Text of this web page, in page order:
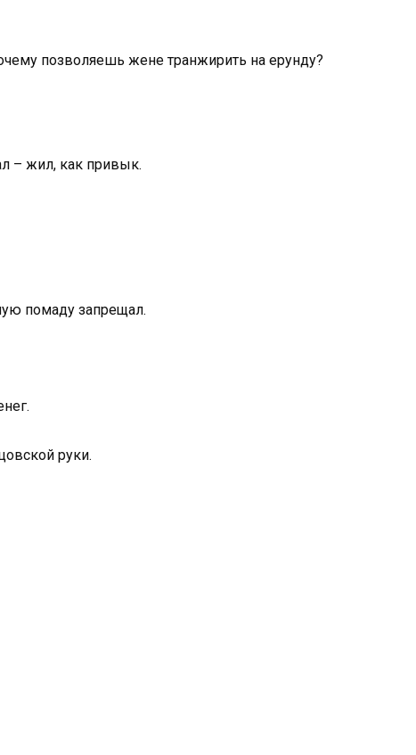
позволяешь жене транжирить на ерунду?
– жил, как привык.
помаду запрещал.
руки.